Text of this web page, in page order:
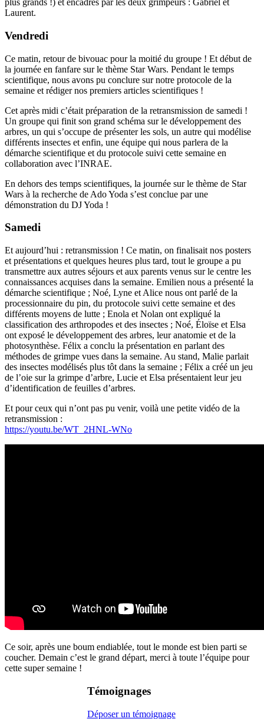
plus grands !) et encadrés par les deux grimpeurs : Gabriel et
Laurent.
Vendredi
Ce matin, retour de bivouac pour la moitié du groupe ! Et début de
la journée en fanfare sur le thème Star Wars. Pendant le temps
scientifique, nous avons pu conclure sur notre protocole de la
semaine et rédiger nos premiers articles scientifiques !
Cet après midi c’était préparation de la retransmission de samedi !
Un groupe qui finit son grand schéma sur le développement des
arbres, un qui s’occupe de présenter les sols, un autre qui modélise
différents insectes et enfin, une équipe qui nous parlera de la
démarche scientifique et du protocole suivi cette semaine en
collaboration avec l’INRAE.
En dehors des temps scientifiques, la journée sur le thème de Star
Wars à la recherche de Ado Yoda s’est conclue par une
démonstration du DJ Yoda !
Samedi
Et aujourd’hui : retransmission ! Ce matin, on finalisait nos posters
et présentations et quelques heures plus tard, tout le groupe a pu
transmettre aux autres séjours et aux parents venus sur le centre les
connaissances acquises dans la semaine. Emilien nous a présenté la
démarche scientifique ; Noé, Lyne et Alice nous ont parlé de la
processionnaire du pin, du protocole suivi cette semaine et des
différents moyens de lutte ; Enola et Nolan ont expliqué la
classification des arthropodes et des insectes ; Noé, Éloïse et Elsa
ont exposé le développement des arbres, leur anatomie et de la
photosynthèse. Félix a conclu la présentation en parlant des
méthodes de grimpe vues dans la semaine. Au stand, Malie parlait
des insectes modélisés plus tôt dans la semaine ; Félix a créé un jeu
de l’oie sur la grimpe d’arbre, Lucie et Elsa présentaient leur jeu
d’identification de feuilles d’arbres.
Et pour ceux qui n’ont pas pu venir, voilà une petite vidéo de la
retransmission :
https://youtu.be/WT_2HNL-WNo
Ce soir, après une boum endiablée, tout le monde est bien parti se
coucher. Demain c’est le grand départ, merci à toute l’équipe pour
cette super semaine !
Témoignages
Déposer un témoignage